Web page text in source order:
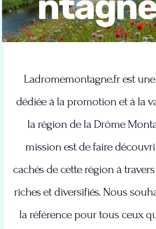
Ladromemontagne.fr est
dédiée à la promotion et à la
la région de la Drôme
mission est de faire
cachés de cette région à
riches et diversifiés. Nous
la référence pour tous ceux